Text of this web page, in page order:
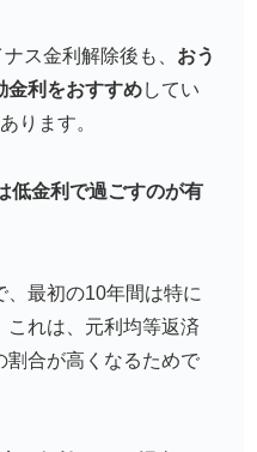
ス金利解除後も、 おう
金利をおすすめしてい
ります。
低金利で過ごすのが有
最初の10年間は特に
これは、元利均等返済
割合が高くなるためで